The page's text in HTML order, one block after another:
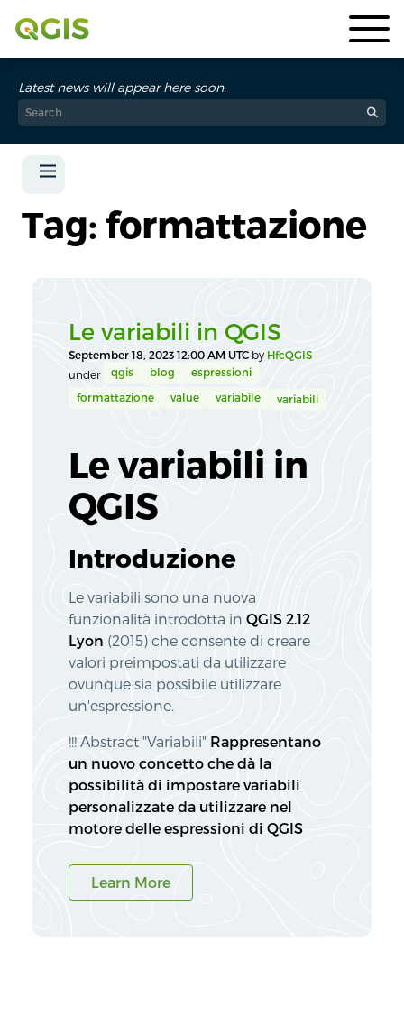
Latest news will appear here soon.
Tag: formattazione
Le variabili in QGIS
September 18, 2023 12:00 AM UTC by HfcQGIS
under
qgis blog espressioni
formattazione value variabile variabili
Le variabili in
QGIS
Introduzione
Le variabili sono una nuova
funzionalità introdotta in QGIS 2.12
Lyon (2015) che consente di creare
valori preimpostati da utilizzare
ovunque sia possibile utilizzare
un'espressione.
!!! Abstract "Variabili" Rappresentano
un nuovo concetto che dà la
possibilità di impostare variabili
personalizzate da utilizzare nel
motore delle espressioni di QGIS
Learn More